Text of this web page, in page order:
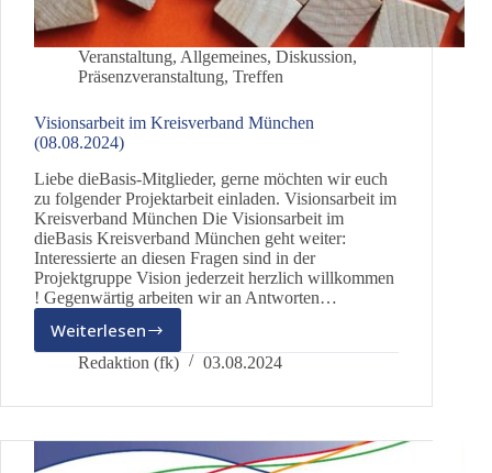
Veranstaltung, Allgemeines, Diskussion,
Präsenzveranstaltung, Treffen
Visionsarbeit im Kreisverband München
(08.08.2024)
Liebe dieBasis-Mitglieder, gerne möchten wir euch
zu folgender Projektarbeit einladen. Visionsarbeit im
Kreisverband München Die Visionsarbeit im
dieBasis Kreisverband München geht weiter:
Interessierte an diesen Fragen sind in der
Projektgruppe Vision jederzeit herzlich willkommen
! Gegenwärtig arbeiten wir an Antworten…
WeiterlesenVisionsarbeit
im
München
Redaktion (fk) 03.08.2024